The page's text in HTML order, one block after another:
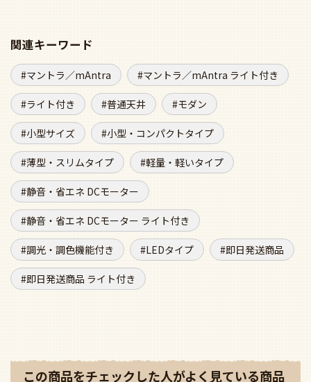
関連キーワード
マントラ／mAntra マントラ／mAntra ライト付き
ライト付き 普通天井 モダン
小型サイズ 小型・コンパクトタイプ
薄型・スリムタイプ 軽量・軽いタイプ
静音・省エネ DCモーター
静音・省エネ DCモーター ライト付き
調光・調色機能付き LEDタイプ 即日発送商品
即日発送商品 ライト付き
この商品をチェックした人がよく見ている商品